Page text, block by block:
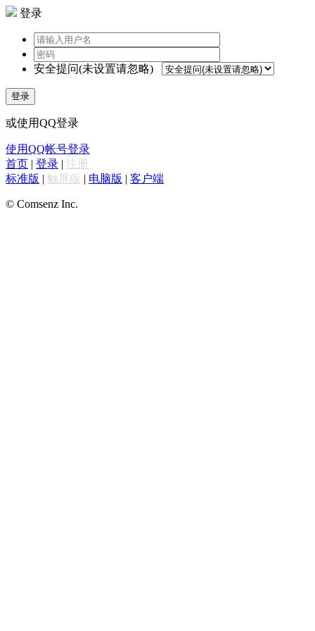
登录
安全提问(未设置请忽略)
登录
或使用QQ登录
使用QQ帐号登录
首页 | 登录 | 注册
标准版 | 触屏版 | 电脑版 | 客户端
© Comsenz Inc.